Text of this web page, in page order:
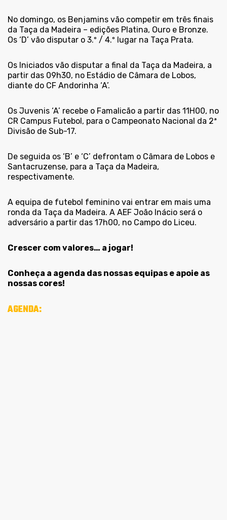
No domingo, os Benjamins vão competir em três finais
da Taça da Madeira – edições Platina, Ouro e Bronze.
Os ‘D’ vão disputar o 3.º / 4.º lugar na Taça Prata.
Os Iniciados vão disputar a final da Taça da Madeira, a
partir das 09h30, no Estádio de Câmara de Lobos,
diante do CF Andorinha ‘A’.
Os Juvenis ‘A’ recebe o Famalicão a partir das 11H00, no
CR Campus Futebol, para o Campeonato Nacional da 2ª
Divisão de Sub-17.
De seguida os ‘B’ e ‘C’ defrontam o Câmara de Lobos e
Santacruzense, para a Taça da Madeira,
respectivamente.
A equipa de futebol feminino vai entrar em mais uma
ronda da Taça da Madeira. A AEF João Inácio será o
adversário a partir das 17h00, no Campo do Liceu.
Crescer com valores… a jogar!
Conheça a agenda das nossas equipas e apoie as
nossas cores!
AGENDA: